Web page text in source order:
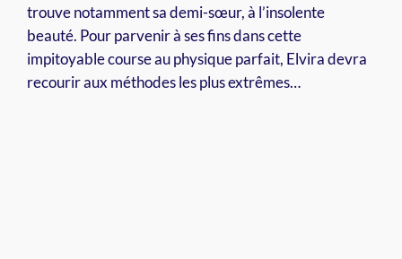
trouve notamment sa demi-sœur, à l’insolente
beauté. Pour parvenir à ses fins dans cette
impitoyable course au physique parfait, Elvira devra
recourir aux méthodes les plus extrêmes…